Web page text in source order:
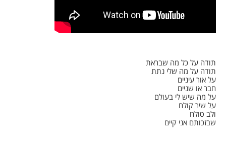
תודה על כל מה שבראת
תודה על מה שלי נתת
על אור עיניים
חבר או שניים
על מה שיש לי בעולם
על שיר קולח
ולב סולח
שבזכותם אני קיים